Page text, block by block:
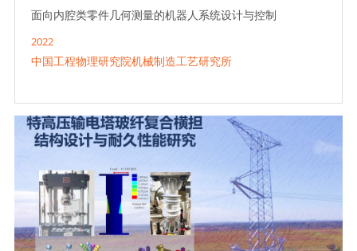
面向内腔类零件几何测量的机器人系统设计与控制
2022
中国工程物理研究院机械制造工艺研究所